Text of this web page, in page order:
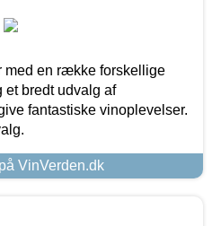
med en række forskellige
et bredt udvalg af
fantastiske vinoplevelser.
VinVerden.dk